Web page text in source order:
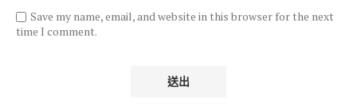
Save my name, email, and website in this browser for the next
time I comment.